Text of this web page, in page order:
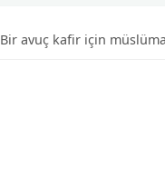
Bir avuç kafir için